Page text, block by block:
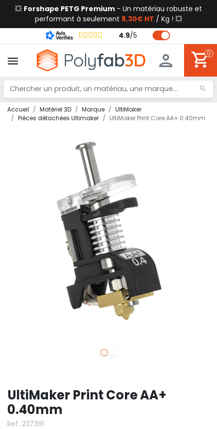
💥 Forshape PETG Premium - Un matériau robuste et
performant à seulement 8,30€ HT / Kg ! 💥
4.9/5
0
Accueil Matériel 3D Marque
UltiMaker
Pièces détachées Ultimaker
UltiMaker Print Core AA+ 0.40mm
UltiMaker Print Core AA+
0.40mm
Ref. 237391